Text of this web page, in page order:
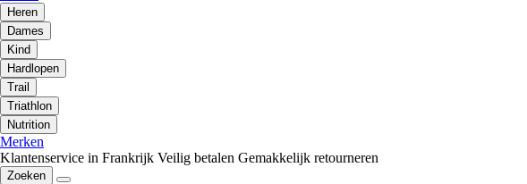
Heren
Dames
Kind
Hardlopen
Trail
Triathlon
Nutrition
Merken
Klantenservice in Frankrijk Veilig betalen Gemakkelijk retourneren
Zoeken